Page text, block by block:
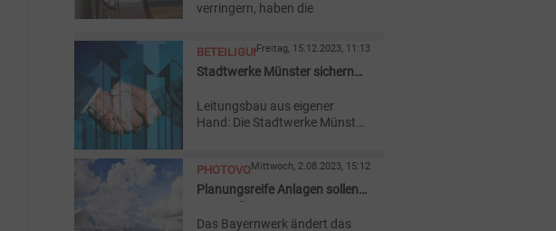
verringern, haben die
um einen Pufferspeicher
ergänzt.
BETEILIGUNGFreitag, 15.12.2023, 11:13
Stadtwerke Münster sichern
Leitungsbau aus eigener
Hand: Die Stadtwerke Münster
erledigen. Dafür übernehmen
sie die Mehrheit an einem
Tiefbaupartner.
PHOTOVOLTAIKMittwoch, 2.08.2023, 15:12
Planungsreife Anlagen sollen
Das Bayernwerk ändert das